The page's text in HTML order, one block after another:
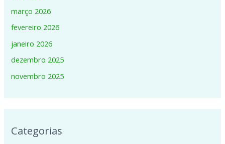
março 2026
fevereiro 2026
janeiro 2026
dezembro 2025
novembro 2025
Categorias